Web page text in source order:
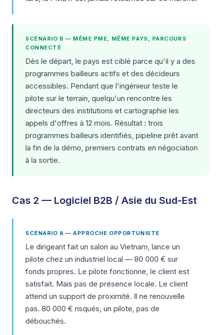
SCÉNARIO B — MÊME PME, MÊME PAYS, PARCOURS
CONNECTÉ
Dès le départ, le pays est ciblé parce qu'il y a des
programmes bailleurs actifs et des décideurs
accessibles. Pendant que l'ingénieur teste le
pilote sur le terrain, quelqu'un rencontre les
directeurs des institutions et cartographie les
appels d'offres à 12 mois. Résultat : trois
programmes bailleurs identifiés, pipeline prêt avant
la fin de la démo, premiers contrats en négociation
à la sortie.
Cas 2 — Logiciel B2B / Asie du Sud-Est
SCÉNARIO A — APPROCHE OPPORTUNISTE
Le dirigeant fait un salon au Vietnam, lance un
pilote chez un industriel local — 80 000 € sur
fonds propres. Le pilote fonctionne, le client est
satisfait. Mais pas de présence locale. Le client
attend un support de proximité. Il ne renouvelle
pas. 80 000 € risqués, un pilote, pas de
débouchés.